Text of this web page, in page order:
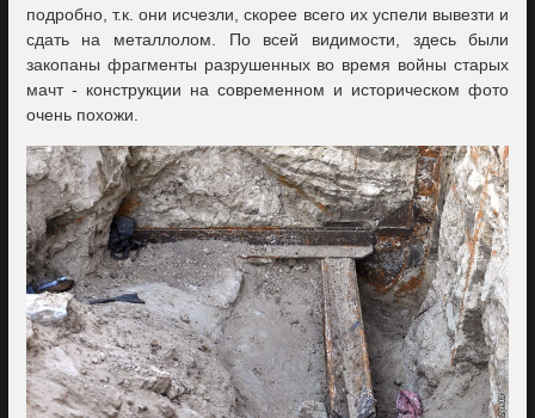
подробно, т.к. они исчезли, скорее всего их успели вывезти и
сдать на металлолом. По всей видимости, здесь были
закопаны фрагменты разрушенных во время войны старых
мачт - конструкции на современном и историческом фото
очень похожи.